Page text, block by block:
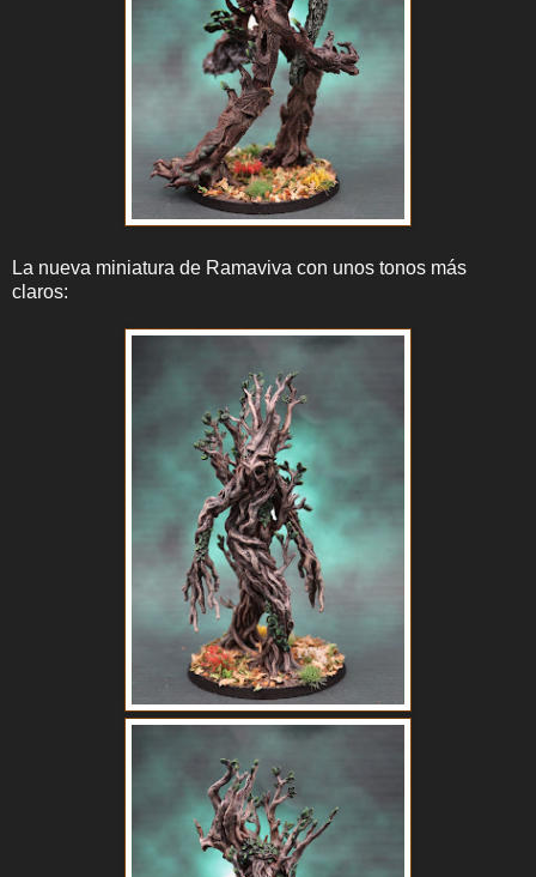
La nueva miniatura de Ramaviva con unos tonos más
claros: